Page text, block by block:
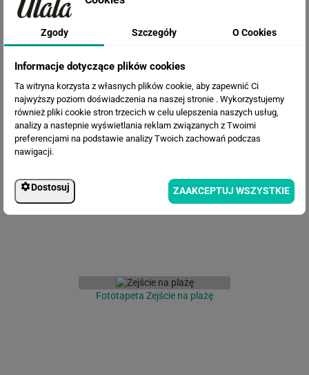
Fototapeta Tunel 3D
Fototapeta Zejście na plażę
Zgody Szczegóły O Cookies
Informacje dotyczące plików cookies
Ta witryna korzysta z własnych plików cookie, aby zapewnić Ci
najwyższy poziom doświadczenia na naszej stronie . Wykorzystujemy
również pliki cookie stron trzecich w celu ulepszenia naszych usług,
analizy a nastepnie wyświetlania reklam związanych z Twoimi
preferencjami na podstawie analizy Twoich zachowań podczas
nawigacji.
Dostosuj ZAAKCEPTUJ WSZYSTKIE